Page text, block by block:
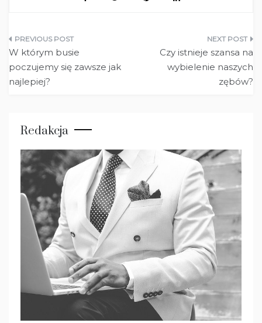
Nawigacja
wpisu
W którym busie
poczujemy się zawsze jak
najlepiej?
Czy istnieje szansa na
wybielenie naszych
zębów?
Redakcja